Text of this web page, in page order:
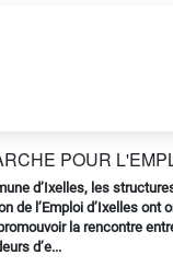
POUR
d’Ixelles, les
de l’Emploi d’Ixelles ont
la rencontre
d’e...